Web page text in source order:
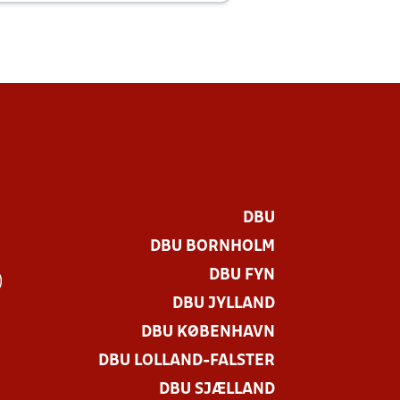
DBU
DBU BORNHOLM
DBU FYN
DBU JYLLAND
DBU KØBENHAVN
DBU LOLLAND-FALSTER
DBU SJÆLLAND